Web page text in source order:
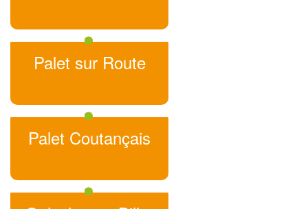
Palet sur Route
Palet Coutançais